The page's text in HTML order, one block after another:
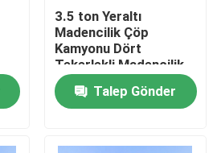
3.5 ton Yeraltı
Madencilik Çöp
Kamyonu Dört
Tekerlekli Madencilik
Dar Axle
Talep Gönder